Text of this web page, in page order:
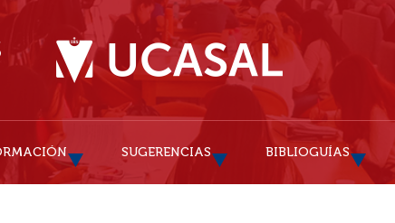
SUGERENCIAS BIBLIOGUÍAS